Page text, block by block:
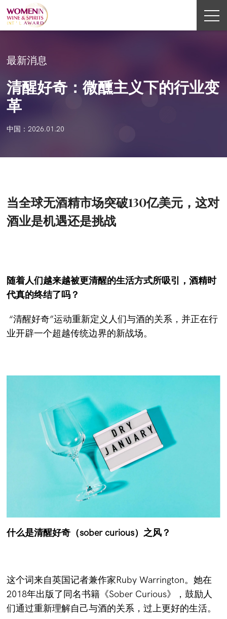
最新消息
清醒好奇：微醺主义下的行业变
革
中国：2026.01.20
当全球无酒精市场突破130亿美元，这对
酒业是机遇还是挑战
随着人们越来越被更清醒的生活方式所吸引，酒精时
代真的终结了吗？
“清醒好奇”运动重新定义人们与酒的关系，并正在行
业开辟一个超越传统边界的新战场。
什么是清醒好奇（sober curious）之风？
这个词来自英国记者兼作家Ruby Warrington。她在
2018年出版了同名书籍《Sober Curious》，鼓励人
们通过重新理解自己与酒的关系，过上更好的生活。